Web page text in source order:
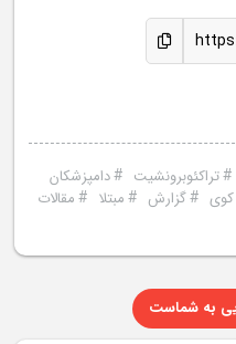
#تراکئوبرونشیت #دامپزشکان
کوی #گزارش #مبتلا #مقالات
به شماست